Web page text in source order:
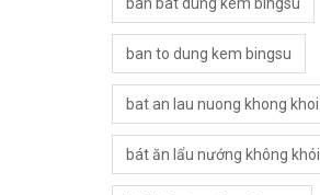
ban to dung kem bingsu
bat an lau nuong khong khoi
bát ăn lẩu nướng không khói